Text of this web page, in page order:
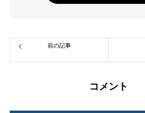
前の記事
コメント